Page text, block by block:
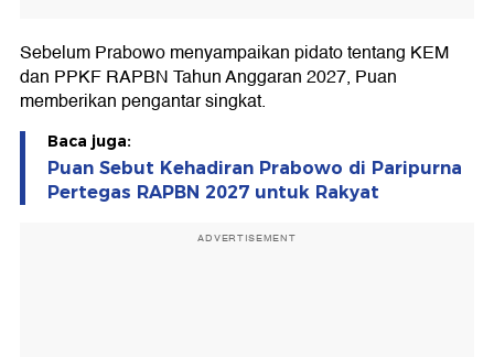
Sebelum Prabowo menyampaikan pidato tentang KEM
dan PPKF RAPBN Tahun Anggaran 2027, Puan
memberikan pengantar singkat.
Baca juga:
Puan Sebut Kehadiran Prabowo di Paripurna
Pertegas RAPBN 2027 untuk Rakyat
ADVERTISEMENT